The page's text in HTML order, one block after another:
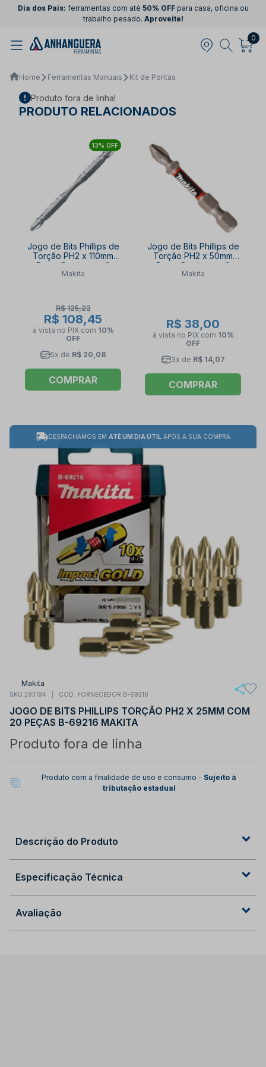
Dia dos Pais: ferramentas com até 50% OFFpara casa, oficina ou
trabalho pesado. Aproveite!
0
Home Ferramentas Manuais Kit de Pontas
Produto fora de linha!
PRODUTO RELACIONADOS
13% OFF
Jogo de Bits Phillips de
Torção PH2 x 110mm
Ponta Dupla com 3
Peças B-21864 MAKITA
Makita
R$ 125,22
R$ 108,45
à vista no PIX com 10%
OFF
6x de R$ 20,08
COMPRAR
Jogo de Bits Phillips de
Torção PH2 x 50mm
Ponta Dupla com 2
Peças E-03274 MAKITA
Makita
R$ 38,00
à vista no PIX com 10%
OFF
3x de R$ 14,07
COMPRAR
DESPACHAMOS EM ATÉ UM DIA ÚTIL APÓS A SUA COMPRA
Makita
SKU 293194 COD. FORNECEDOR B-69216
JOGO DE BITS PHILLIPS TORÇÃO PH2 X 25MM COM
20 PEÇAS B-69216 MAKITA
Produto fora de linha
Produto com a finalidade de uso e consumo - Sujeito à
tributação estadual
Descrição do Produto
Especificação Técnica
Avaliação